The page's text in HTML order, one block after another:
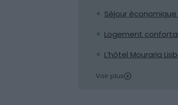
Séjour
Logement
L’hôtel Mouraria
Voir plus